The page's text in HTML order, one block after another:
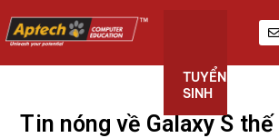
TUYỂN
SINH
Tin nóng về Galaxy S